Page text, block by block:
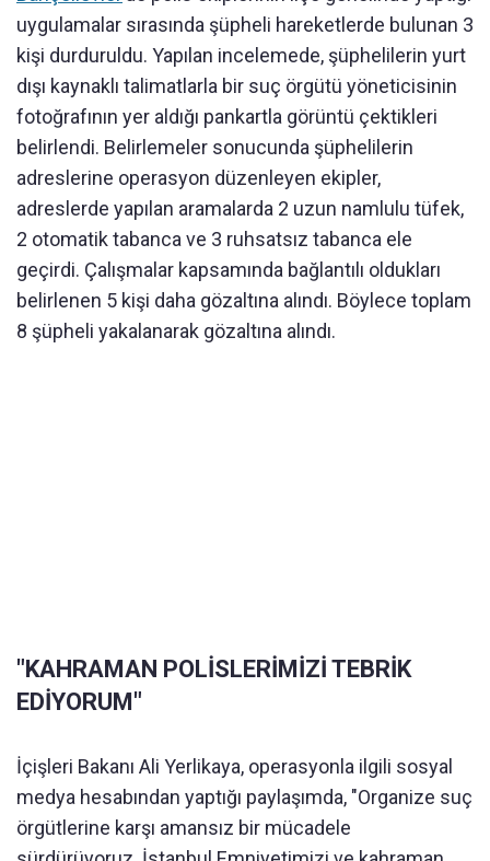
uygulamalar sırasında şüpheli hareketlerde bulunan 3
kişi durduruldu. Yapılan incelemede, şüphelilerin yurt
dışı kaynaklı talimatlarla bir suç örgütü yöneticisinin
fotoğrafının yer aldığı pankartla görüntü çektikleri
belirlendi. Belirlemeler sonucunda şüphelilerin
adreslerine operasyon düzenleyen ekipler,
adreslerde yapılan aramalarda 2 uzun namlulu tüfek,
2 otomatik tabanca ve 3 ruhsatsız tabanca ele
geçirdi. Çalışmalar kapsamında bağlantılı oldukları
belirlenen 5 kişi daha gözaltına alındı. Böylece toplam
8 şüpheli yakalanarak gözaltına alındı.
"KAHRAMAN POLİSLERİMİZİ TEBRİK
EDİYORUM"
İçişleri Bakanı Ali Yerlikaya, operasyonla ilgili sosyal
medya hesabından yaptığı paylaşımda, "Organize suç
örgütlerine karşı amansız bir mücadele